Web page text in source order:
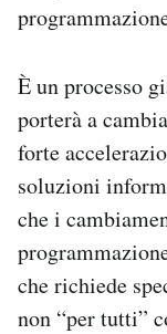
È un processo
porterà a
forte
soluzioni
che i
che richiede
non “per tutti”